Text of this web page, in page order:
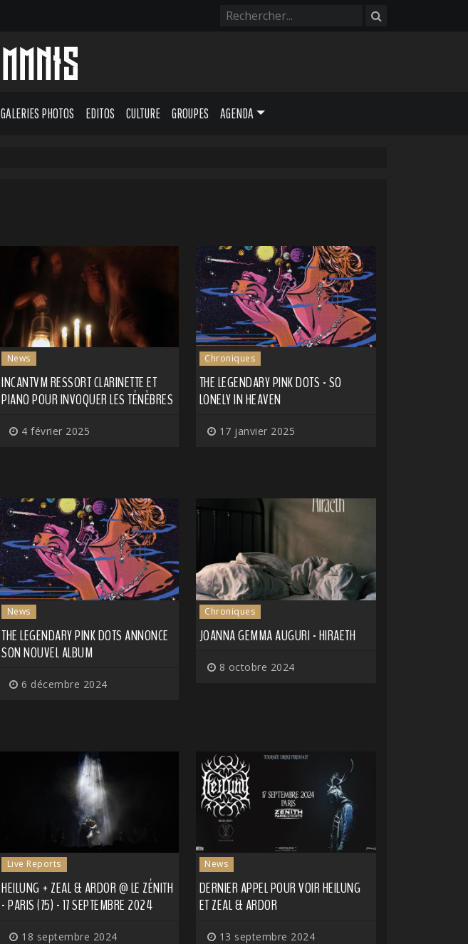
GALERIES PHOTOS EDITOS CULTURE GROUPES AGENDA
News
INCANTVM RESSORT CLARINETTE ET
PIANO POUR INVOQUER LES TÉNÈBRES
4 février 2025
Chroniques
THE LEGENDARY PINK DOTS - SO
LONELY IN HEAVEN
17 janvier 2025
News
THE LEGENDARY PINK DOTS ANNONCE
SON NOUVEL ALBUM
6 décembre 2024
Chroniques
JOANNA GEMMA AUGURI - HIRAETH
8 octobre 2024
Live Reports
HEILUNG + ZEAL & ARDOR @ LE ZÉNITH
- PARIS (75) - 17 SEPTEMBRE 2024
18 septembre 2024
News
DERNIER APPEL POUR VOIR HEILUNG
ET ZEAL & ARDOR
13 septembre 2024